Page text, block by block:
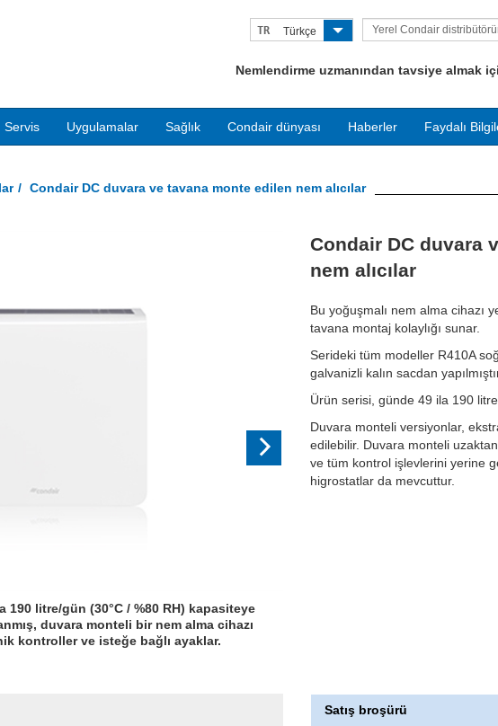
TR Türkçe
Yerel Condair
Nemlendirme uzmanından tavsiye almak
Servis Uygulamalar Sağlık Condair dünyası Haberler Faydalı
Condair DC duvara ve tavana monte edilen nem alıcılar
190 litre/gün (30°C / %80 RH) kapasiteye
duvara monteli bir nem alma cihazı
kontroller ve isteğe bağlı ayaklar.
Condair DC duvara
nem alıcılar
Bu yoğuşmalı nem alma cihazı
tavana montaj kolaylığı sunar.
Serideki tüm modeller R410A
galvanizli kalın sacdan
Ürün serisi, günde 49 ila 190
Duvara monteli versiyonlar,
edilebilir. Duvara monteli
ve tüm kontrol işlevlerini yerine
higrostatlar da mevcuttur.
Satış broşürü